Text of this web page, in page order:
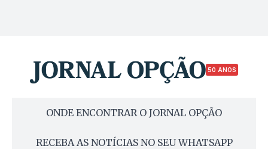
50 ANOS
ONDE ENCONTRAR O JORNAL OPÇÃO
RECEBA AS NOTÍCIAS NO SEU WHATSAPP